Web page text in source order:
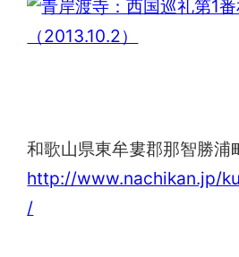
和歌山県東牟婁郡那智勝浦
http://www.nachikan.jp/
/